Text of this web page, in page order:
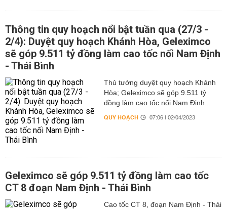
Thông tin quy hoạch nổi bật tuần qua (27/3 -
2/4): Duyệt quy hoạch Khánh Hòa, Geleximco
sẽ góp 9.511 tỷ đồng làm cao tốc nối Nam Định
- Thái Bình
Thủ tướng duyệt quy hoạch Khánh
Hòa; Geleximco sẽ góp 9.511 tỷ
đồng làm cao tốc nối Nam Định...
QUY HOẠCH 07:06 | 02/04/2023
Geleximco sẽ góp 9.511 tỷ đồng làm cao tốc
CT 8 đoạn Nam Định - Thái Bình
Cao tốc CT 8, đoạn Nam Định - Thái